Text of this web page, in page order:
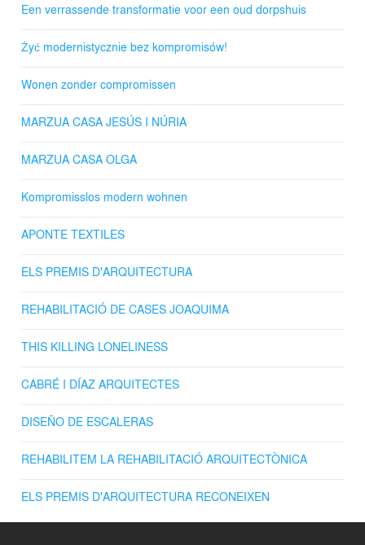
Een verrassende transformatie voor een oud dorpshuis
Żyć modernistycznie bez kompromisów!
Wonen zonder compromissen
MARZUA CASA JESÚS I NÚRIA
MARZUA CASA OLGA
Kompromisslos modern wohnen
APONTE TEXTILES
ELS PREMIS D'ARQUITECTURA
REHABILITACIÓ DE CASES JOAQUIMA
THIS KILLING LONELINESS
CABRÉ I DÍAZ ARQUITECTES
DISEÑO DE ESCALERAS
REHABILITEM LA REHABILITACIÓ ARQUITECTÒNICA
ELS PREMIS D'ARQUITECTURA RECONEIXEN